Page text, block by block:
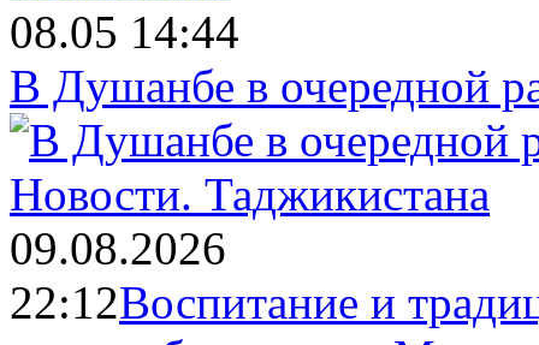
08.05 14:44
В Душанбе в очередной
Новости. Таджикистана
09.08.2026
22:12Воспитание и